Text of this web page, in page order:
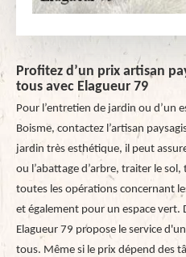
Profitez d’un prix artisan
tous avec Elagueur 79
Pour l’entretien de jardin ou d’un
Boisme, contactez l’artisan
jardin très esthétique, il peut
ou l’abattage d’arbre, traiter le
toutes les opérations concernant
et également pour un espace vert.
Elagueur 79 propose le service
tous. Même si le prix dépend des